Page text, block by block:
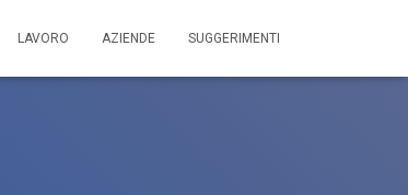
LAVORO AZIENDE SUGGERIMENTI